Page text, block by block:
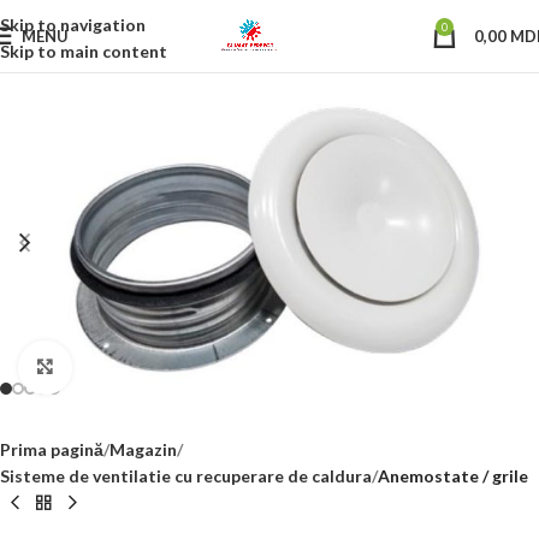
Skip to navigation
Skip to main content
MENU 0 0,00
Click to enlarge
Prima pagină Magazin
Sisteme de ventilatie cu recuperare de caldura Anemostate / grile